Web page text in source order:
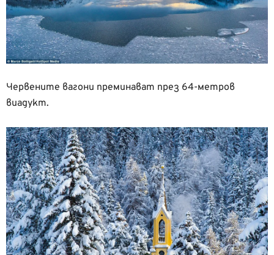
Червените вагони преминават през 64-метров
виадукт.